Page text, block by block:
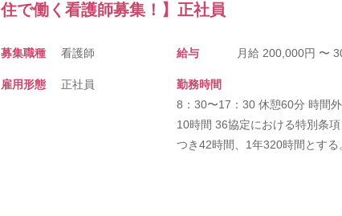
住で働く看護師募集！】正社員
募集職種 看護師 給与 月給 200,000円 〜
雇用形態 正社員
勤務時間
8：30〜17：30 休憩60分 時間
10時間 36協定における特別条
つき42時間、1年320時間とする